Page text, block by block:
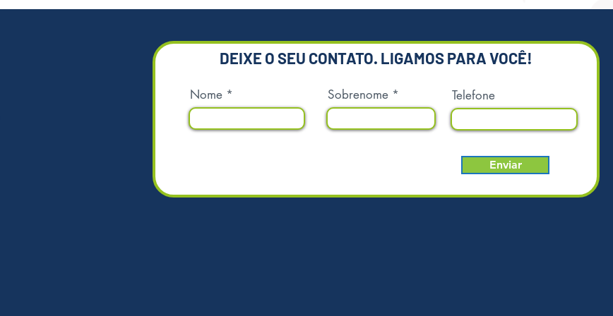
de vidro
ambientais
DEIXE O SEU CONTATO. LIGAMOS PARA VOCÊ!
Nome Sobrenome Telefone
Enviar